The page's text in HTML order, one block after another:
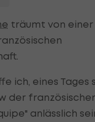
träumt von einer
ich, eines Tages
der
anlässlich